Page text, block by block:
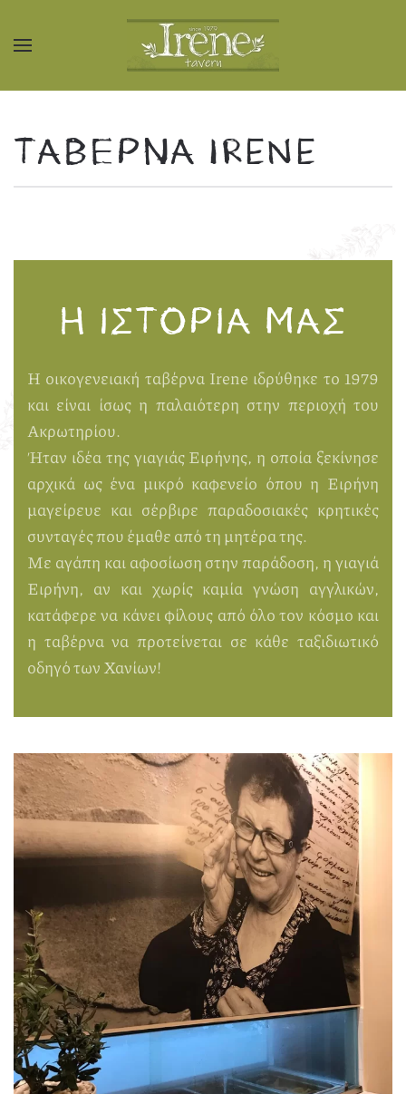
Skip to main content
ΤΑΒΈΡΝΑ IRENE
Η ΙΣΤΟΡΊΑ ΜΑΣ
Η οικογενειακή ταβέρνα Irene ιδρύθηκε το 1979
και είναι ίσως η παλαιότερη στην περιοχή του
Ακρωτηρίου.
Ήταν ιδέα της γιαγιάς Ειρήνης, η οποία ξεκίνησε
αρχικά ως ένα μικρό καφενείο όπου η Ειρήνη
μαγείρευε και σέρβιρε παραδοσιακές κρητικές
συνταγές που έμαθε από τη μητέρα της.
Με αγάπη και αφοσίωση στην παράδοση, η γιαγιά
Ειρήνη, αν και χωρίς καμία γνώση αγγλικών,
κατάφερε να κάνει φίλους από όλο τον κόσμο και
η ταβέρνα να προτείνεται σε κάθε ταξιδιωτικό
οδηγό των Χανίων!